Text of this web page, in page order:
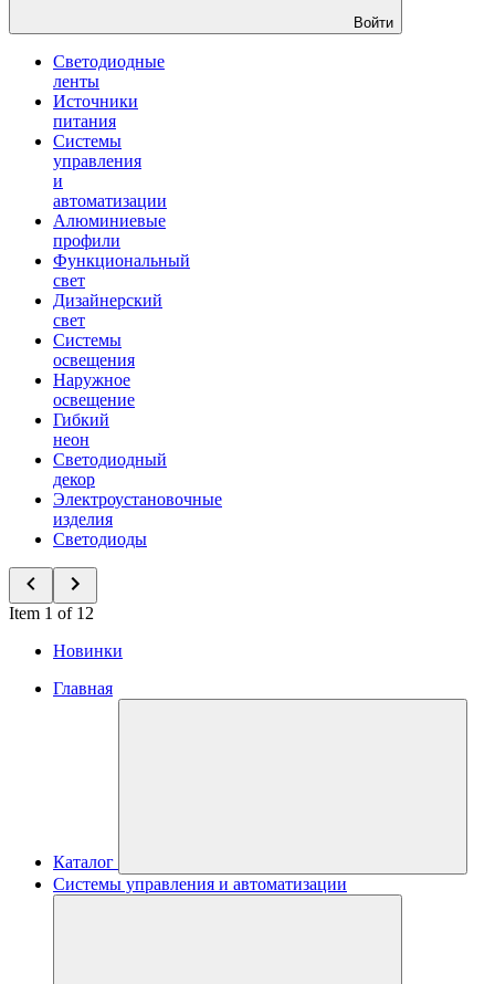
Войти
Светодиодные
ленты
Источники
питания
Системы
управления
и
автоматизации
Алюминиевые
профили
Функциональный
свет
Дизайнерский
свет
Системы
освещения
Наружное
освещение
Гибкий
неон
Светодиодный
декор
Электроустановочные
изделия
Светодиоды
Item 1 of 12
Новинки
Главная
Каталог
Системы управления и автоматизации